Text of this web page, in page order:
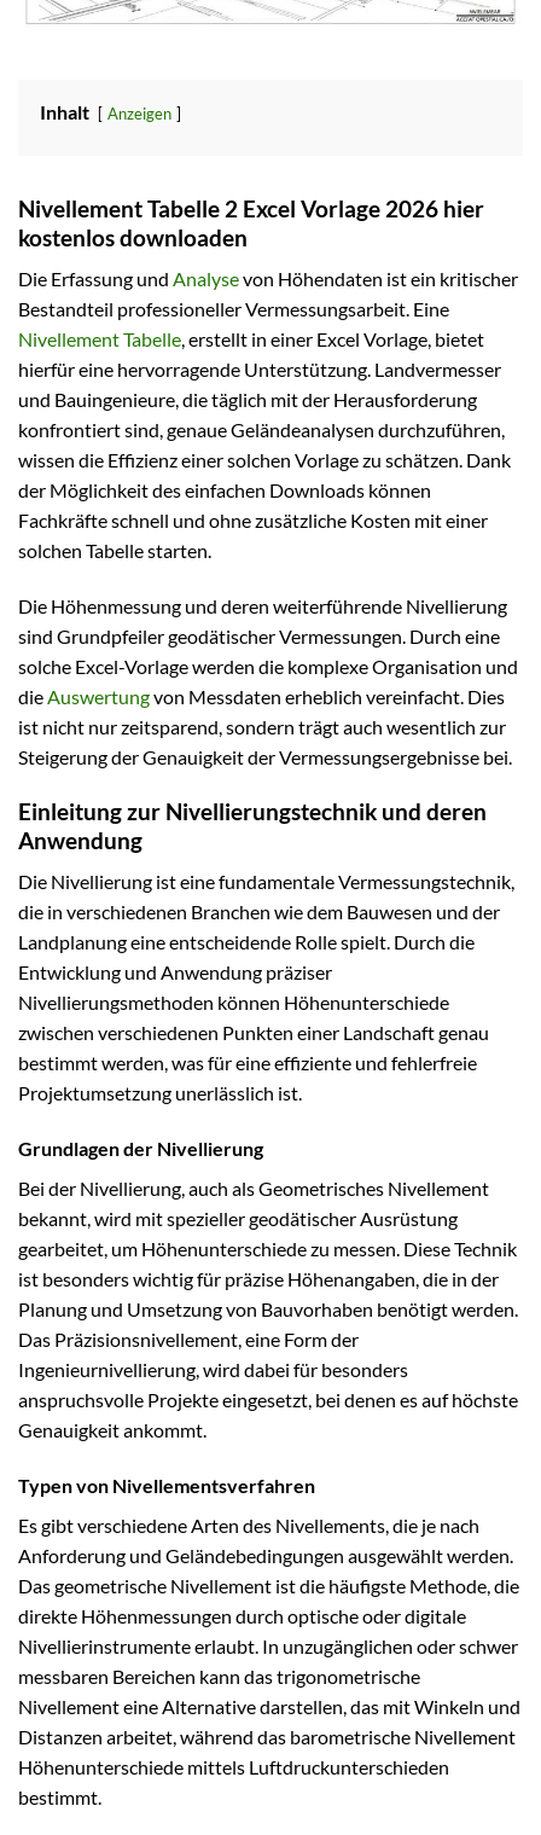
Inhalt Anzeigen
Nivellement Tabelle 2 Excel Vorlage 2026 hier
kostenlos downloaden
Die Erfassung und Analysevon Höhendaten ist ein kritischer
Bestandteil professioneller Vermessungsarbeit. Eine
Nivellement Tabelle, erstellt in einer Excel Vorlage, bietet
hierfür eine hervorragende Unterstützung. Landvermesser
und Bauingenieure, die täglich mit der Herausforderung
konfrontiert sind, genaue Geländeanalysen durchzuführen,
wissen die Effizienz einer solchen Vorlage zu schätzen. Dank
der Möglichkeit des einfachen Downloads können
Fachkräfte schnell und ohne zusätzliche Kosten mit einer
solchen Tabelle starten.
Die Höhenmessung und deren weiterführende Nivellierung
sind Grundpfeiler geodätischer Vermessungen. Durch eine
solche Excel-Vorlage werden die komplexe Organisation und
dieAuswertungvon Messdaten erheblich vereinfacht. Dies
ist nicht nur zeitsparend, sondern trägt auch wesentlich zur
Steigerung der Genauigkeit der Vermessungsergebnisse bei.
Einleitung zur Nivellierungstechnik und deren
Anwendung
Die Nivellierung ist eine fundamentale Vermessungstechnik,
die in verschiedenen Branchen wie dem Bauwesen und der
Landplanung eine entscheidende Rolle spielt. Durch die
Entwicklung und Anwendung präziser
Nivellierungsmethoden können Höhenunterschiede
zwischen verschiedenen Punkten einer Landschaft genau
bestimmt werden, was für eine effiziente und fehlerfreie
Projektumsetzung unerlässlich ist.
Grundlagen der Nivellierung
Bei der Nivellierung, auch als Geometrisches Nivellement
bekannt, wird mit spezieller geodätischer Ausrüstung
gearbeitet, um Höhenunterschiede zu messen. Diese Technik
ist besonders wichtig für präzise Höhenangaben, die in der
Planung und Umsetzung von Bauvorhaben benötigt werden.
Das Präzisionsnivellement, eine Form der
Ingenieurnivellierung, wird dabei für besonders
anspruchsvolle Projekte eingesetzt, bei denen es auf höchste
Genauigkeit ankommt.
Typen von Nivellementsverfahren
Es gibt verschiedene Arten des Nivellements, die je nach
Anforderung und Geländebedingungen ausgewählt werden.
Das geometrische Nivellement ist die häufigste Methode, die
direkte Höhenmessungen durch optische oder digitale
Nivellierinstrumente erlaubt. In unzugänglichen oder schwer
messbaren Bereichen kann das trigonometrische
Nivellement eine Alternative darstellen, das mit Winkeln und
Distanzen arbeitet, während das barometrische Nivellement
Höhenunterschiede mittels Luftdruckunterschieden
bestimmt.